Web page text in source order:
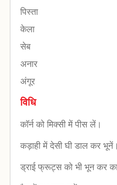
पिस्ता
केला
सेब
अनार
अंगूर
विधि
कॉर्न को मिक्सी में पीस लें।
कड़ाही में देसी घी डाल कर भूनें।
ड्राई फ्रूट्स को भी भून कर